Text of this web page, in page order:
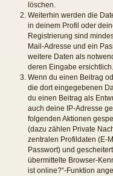
löschen.
Weiterhin werden die
in deinem Profil oder
Registrierung sind
Mail-Adresse und ein
weitere Daten als
deren Eingabe ersichtlich.
Wenn du einen Beitrag
die dort eingegebenen
du einen Beitrag als
auch deine IP-Adresse
folgenden Aktionen
(dazu zählen Private
zentralen Profildaten (E-
Passwort) und
übermittelte Browser-
ist online?“-Funktion